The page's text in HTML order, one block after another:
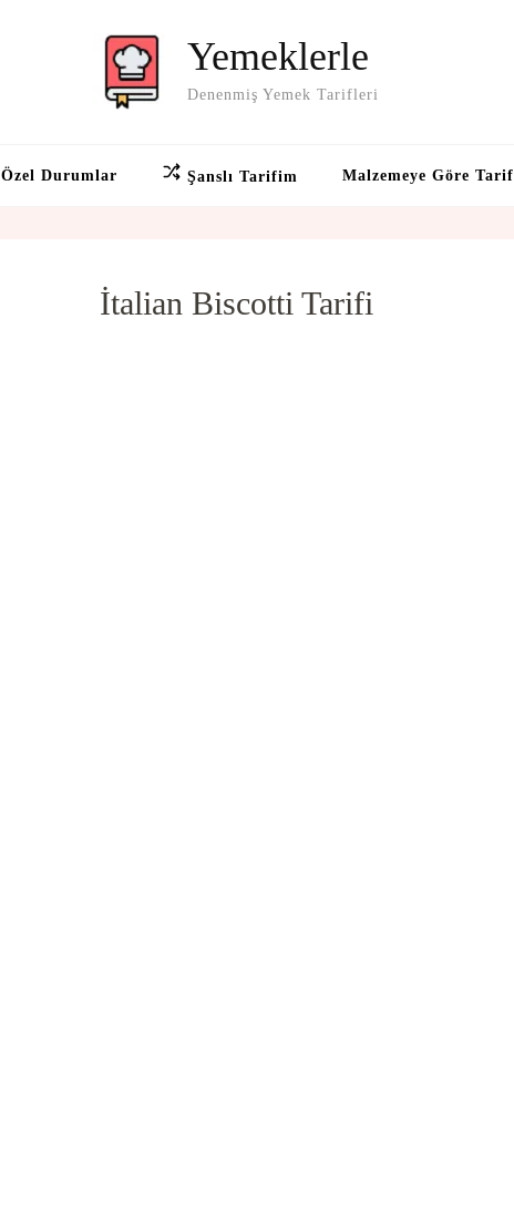
Yemeklerle
Denenmiş Yemek Tarifleri
Özel Durumlar Şanslı Tarifim Malzemeye Göre Tarif
İtalian Biscotti Tarifi